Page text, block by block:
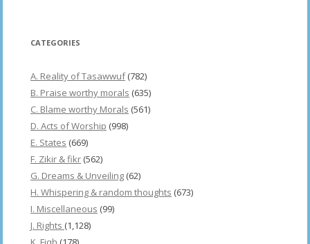
CATEGORIES
A. Reality of Tasawwuf(782)
B. Praise worthy morals (635)
C. Blame worthy Morals (561)
D. Acts of Worship (998)
E. States (669)
F. Zikir & fikr (562)
G. Dreams & Unveiling (62)
H. Whispering & random thoughts (673)
I. Miscellaneous (99)
J. Rights (1,128)